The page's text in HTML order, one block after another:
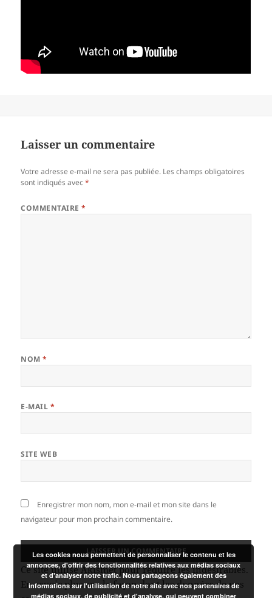
Laisser un commentaire
Votre adresse e-mail ne sera pas publiée. Les champs obligatoires
sont indiqués avec*
COMMENTAIRE*
NOM*
E-MAIL *
SITE WEB
Enregistrer mon nom, mon e-mail et mon site dans le
navigateur pour mon prochain commentaire.
Ce site utilise Akismet pour réduire les indésirables.
En savoir plus sur la façon dont les données de vos
Les cookies nous permettent de personnaliser le contenu et les
annonces, d'offrir des fonctionnalités relatives aux médias sociaux
et d'analyser notre trafic. Nous partageons également des
informations sur l'utilisation de notre site avec nos partenaires de
médias sociaux, de publicité et d'analyse, qui peuvent combiner